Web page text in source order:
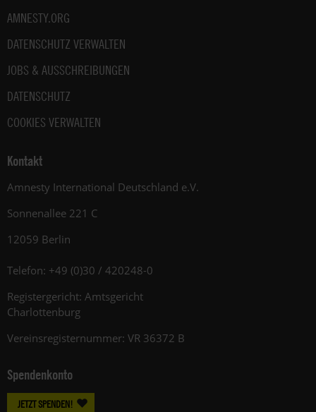
AMNESTY.ORG
DATENSCHUTZ VERWALTEN
JOBS & AUSSCHREIBUNGEN
DATENSCHUTZ
COOKIES VERWALTEN
Kontakt
Amnesty International Deutschland e.V.
Sonnenallee 221 C
12059 Berlin
Telefon: +49 (0)30 / 420248-0
Registergericht: Amtsgericht
Charlottenburg
Vereinsregisternummer: VR 36372 B
Spendenkonto
JETZT SPENDEN!